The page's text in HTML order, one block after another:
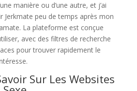
manière ou d’une autre, et j’ai
Jerkmate peu de temps après mon
La plateforme est conçue
avec des filtres de recherche
pour trouver rapidement le
Sur Les Websites